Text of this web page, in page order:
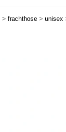
> frachthose > unisex